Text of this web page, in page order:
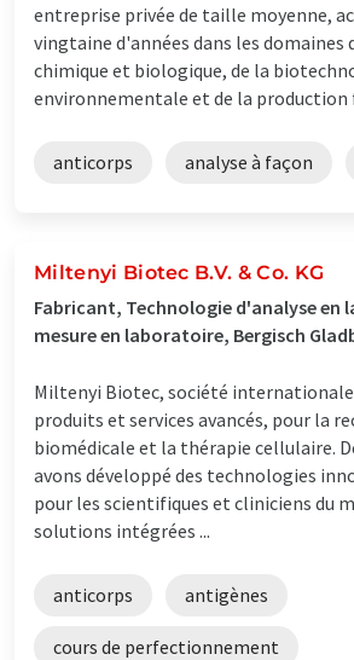
entreprise privée de taille moyenne,
vingtaine d'années dans les domaines
chimique et biologique, de la
environnementale et de la production
anticorps analyse à façon
Miltenyi Biotec B.V. & Co. KG
Fabricant, Technologie d'analyse en
mesure en laboratoire, Bergisch
Miltenyi Biotec, société internationale
produits et services avancés, pour la
biomédicale et la thérapie cellulaire.
avons développé des technologies
pour les scientifiques et cliniciens du
solutions intégrées ...
anticorps antigènes
cours de perfectionnement